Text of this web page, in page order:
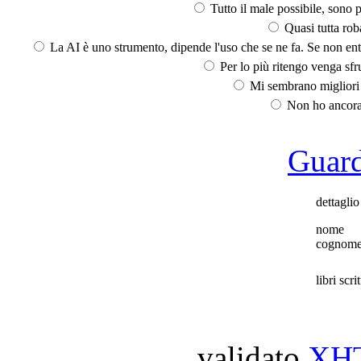
Tutto il male possibile, sono
Quasi tutta
La AI è uno strumento, dipende l'uso che se ne fa. Se non
Per lo più ritengo venga
Mi sembrano
Non ho
nome
libri